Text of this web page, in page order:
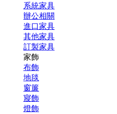
系統家具
辦公相關
進口家具
其他家具
訂製家具
家飾
布飾
地毯
窗簾
寢飾
燈飾